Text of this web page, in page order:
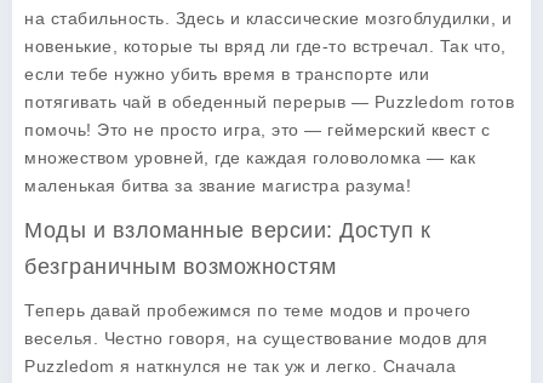
на стабильность. Здесь и классические мозгоблудилки, и
новенькие, которые ты вряд ли где-то встречал. Так что,
если тебе нужно убить время в транспорте или
потягивать чай в обеденный перерыв — Puzzledom готов
помочь! Это не просто игра, это — геймерский квестс
множеством уровней, где каждая головоломка — как
маленькая битва за звание магистра разума!
Моды и взломанные версии: Доступ к
безграничным возможностям
Теперь давай пробежимся по теме модов и прочего
веселья. Честно говоря, на существование модов для
Puzzledom я наткнулся не так уж и легко. Сначала